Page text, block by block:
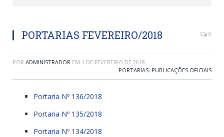
PORTARIAS FEVEREIRO/2018 0
POR ADMINISTRADOR EM 1 DE FEVEREIRO DE 2018
PORTARIAS, PUBLICAÇÕES OFICIAIS
Portaria Nº 136/2018
Portaria Nº 135/2018
Portaria Nº 134/2018